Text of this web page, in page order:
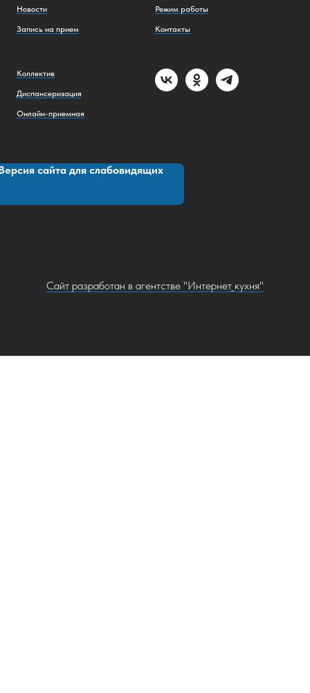
Новости
Запись на прием
Режим работы
Контакты
Коллектив
Диспансеризация
Онлайн-приемная
сайта для слабовидящих
Сайт разработан в агентстве "Интернет_кухня"